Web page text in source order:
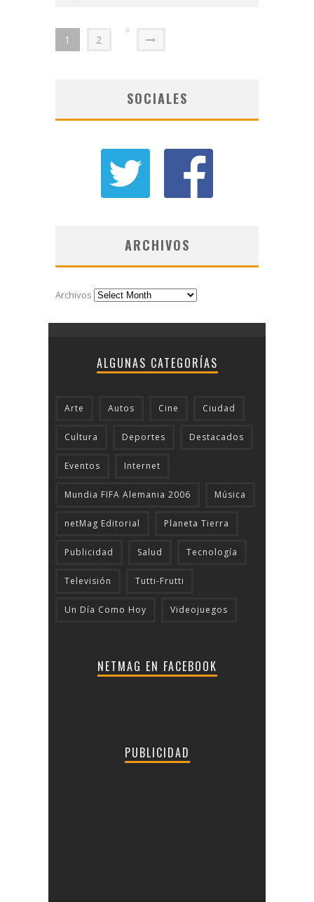
1 2
SOCIALES
ARCHIVOS
Archivos
ALGUNAS CATEGORÍAS
Arte Autos Cine Ciudad
Cultura Deportes Destacados
Eventos Internet
Mundia FIFA Alemania 2006 Música
netMag Editorial Planeta Tierra
Publicidad Salud Tecnologí­a
Televisión Tutti-Frutti
Un Día Como Hoy Videojuegos
NETMAG EN FACEBOOK
PUBLICIDAD